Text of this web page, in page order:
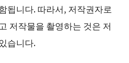
됩니다. 따라서, 저작권자로
저작물을 촬영하는 것은 저
습니다.